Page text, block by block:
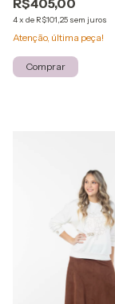
R$405,00
4x de R$101,25 sem juros
Atenção, última peça!
Comprar